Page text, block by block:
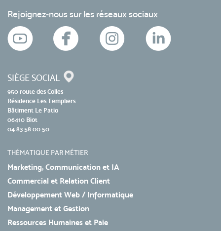
Rejoignez-nous sur les réseaux sociaux
SIÈGE SOCIAL
950 route des Colles
Résidence Les Templiers
Bâtiment Le Patio
06410 Biot
04 83 58 00 50
THÉMATIQUE PAR MÉTIER
Marketing, Communication et IA
Commercial et Relation Client
Développement Web / Informatique
Management et Gestion
Ressources Humaines et Paie